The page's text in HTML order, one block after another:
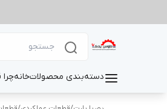
دسته‌بندی محصولاتخانه